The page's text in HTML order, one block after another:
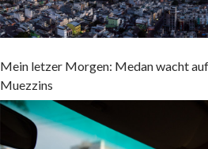
Mein letzer Morgen: Medan wacht
Muezzins